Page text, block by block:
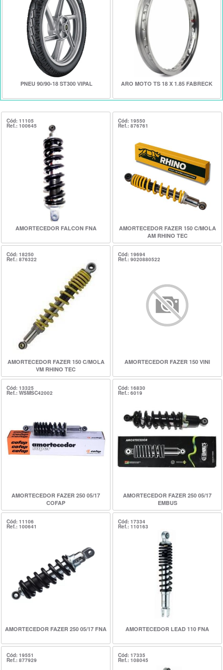
PNEU 90/90-18 ST300 VIPAL ARO MOTO TS 18 X 1.85 FABRECK
Cód: 11105
Ref.: 100645
AMORTECEDOR FALCON FNA
Cód: 19550
Ref.: 876761
AMORTECEDOR FAZER 150 C/MOLA
AM RHINO TEC
Cód: 18250
Ref.: 876322
AMORTECEDOR FAZER 150 C/MOLA
VM RHINO TEC
Cód: 19694
Ref.: 9020880522
AMORTECEDOR FAZER 150 VINI
Cód: 13325
Ref.: WSMSC42002
AMORTECEDOR FAZER 250 05/17
COFAP
Cód: 16830
Ref.: 6019
AMORTECEDOR FAZER 250 05/17
EMBUS
Cód: 11106
Ref.: 100641
AMORTECEDOR FAZER 250 05/17 FNA
Cód: 17334
Ref.: 110163
AMORTECEDOR LEAD 110 FNA
Cód: 19551
Ref.: 877929
Cód: 17335
Ref.: 108045